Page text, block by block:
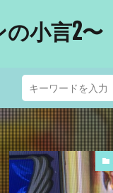
小言2〜